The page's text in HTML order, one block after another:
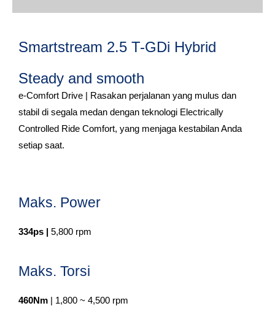
Smartstream 2.5 T-GDi Hybrid
Steady and smooth
e-Comfort Drive | Rasakan perjalanan yang mulus dan
stabil di segala medan dengan teknologi Electrically
Controlled Ride Comfort, yang menjaga kestabilan Anda
setiap saat.
Maks. Power
334ps | 5,800 rpm
Maks. Torsi
460Nm | 1,800 ~ 4,500 rpm